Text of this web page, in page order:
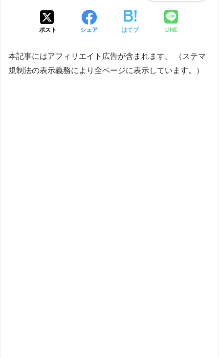
ポスト シェア はてブ LINE
本記事にはアフィリエイト広告が含まれます。 （ステマ
規制法の表示義務により全ページに表示しています。）